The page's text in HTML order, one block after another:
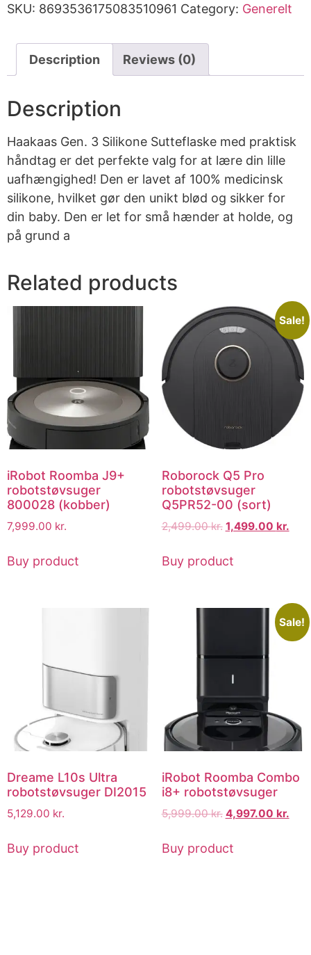
SKU: 8693536175083510961 Category: Generelt
Description Reviews (0)
Description
Haakaas Gen. 3 Silikone Sutteflaske med praktisk
håndtag er det perfekte valg for at lære din lille
uafhængighed! Den er lavet af 100% medicinsk
silikone, hvilket gør den unikt blød og sikker for
din baby. Den er let for små hænder at holde, og
på grund a
Related products
iRobot Roomba J9+
robotstøvsuger
800028 (kobber)
7,999.00 kr.
Buy product
Sale!
Roborock Q5 Pro
robotstøvsuger
Q5PR52-00 (sort)
2,499.00kr. 1,499.00 kr.
Buy product
Dreame L10s Ultra
robotstøvsuger DI2015
5,129.00 kr.
Buy product
Sale!
iRobot Roomba Combo
i8+ robotstøvsuger
5,999.00kr. 4,997.00 kr.
Buy product